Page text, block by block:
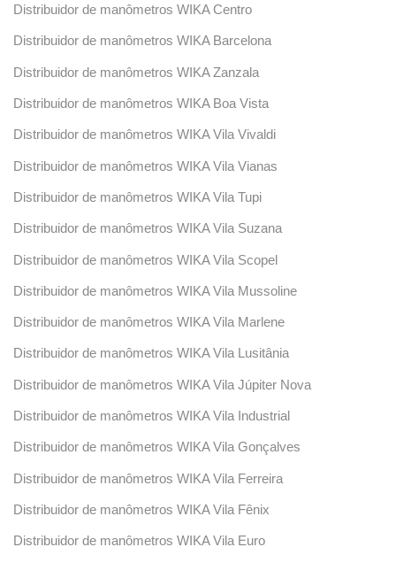
Distribuidor de manômetros WIKA Centro
Distribuidor de manômetros WIKA Barcelona
Distribuidor de manômetros WIKA Zanzala
Distribuidor de manômetros WIKA Boa Vista
Distribuidor de manômetros WIKA Vila Vivaldi
Distribuidor de manômetros WIKA Vila Vianas
Distribuidor de manômetros WIKA Vila Tupi
Distribuidor de manômetros WIKA Vila Suzana
Distribuidor de manômetros WIKA Vila Scopel
Distribuidor de manômetros WIKA Vila Mussoline
Distribuidor de manômetros WIKA Vila Marlene
Distribuidor de manômetros WIKA Vila Lusitânia
Distribuidor de manômetros WIKA Vila Júpiter Nova
Distribuidor de manômetros WIKA Vila Industrial
Distribuidor de manômetros WIKA Vila Gonçalves
Distribuidor de manômetros WIKA Vila Ferreira
Distribuidor de manômetros WIKA Vila Fênix
Distribuidor de manômetros WIKA Vila Euro